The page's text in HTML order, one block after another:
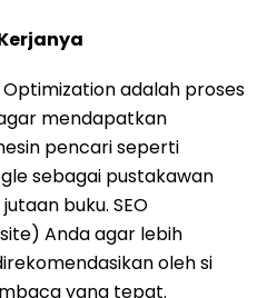
Optimization adalah proses
mendapatkan
pencari seperti
sebagai pustakawan
buku. SEO
Anda agar lebih
oleh si
yang tepat.